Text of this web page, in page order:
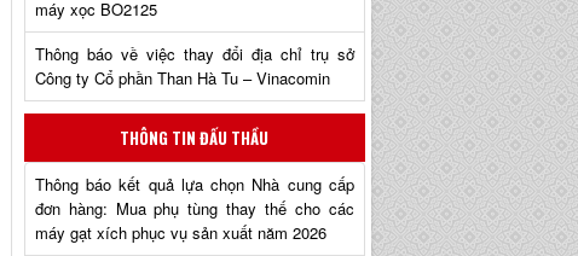
máy xọc BO2125
Thông báo về việc thay đổi địa chỉ trụ sở
Công ty Cổ phần Than Hà Tu – Vinacomin
THÔNG TIN ĐẤU THẦU
Thông báo kết quả lựa chọn Nhà cung cấp
đơn hàng: Mua phụ tùng thay thế cho các
máy gạt xích phục vụ sản xuất năm 2026